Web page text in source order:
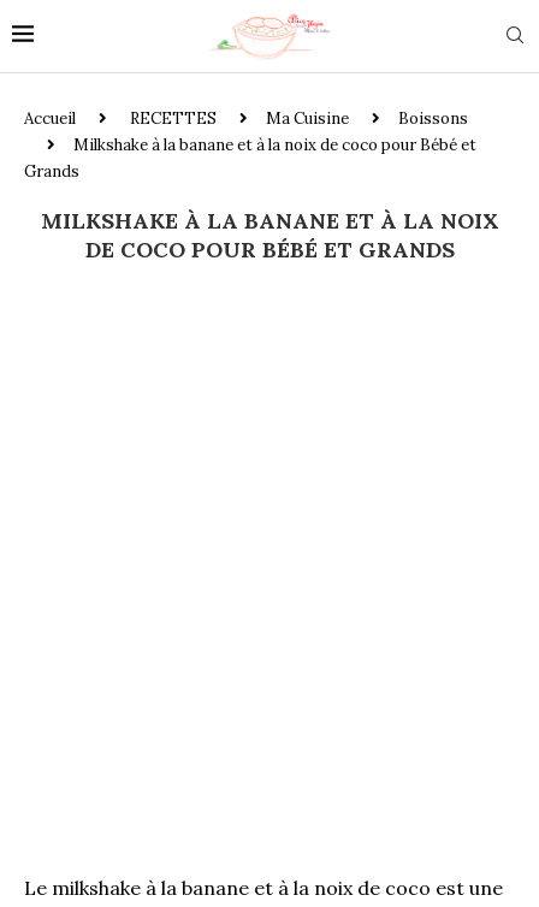
Accueil RECETTES Ma Cuisine
Boissons
Milkshake à la banane et à la noix de coco pour Bébé et
Grands
MILKSHAKE À LA BANANE ET À LA NOIX
DE COCO POUR BÉBÉ ET GRANDS
Le milkshake à la banane et à la noix de coco est une